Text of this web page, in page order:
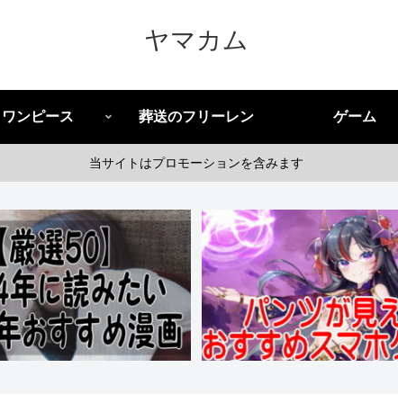
ヤマカム
ワンピース 葬送のフリーレン ゲーム
当サイトはプロモーションを含みます